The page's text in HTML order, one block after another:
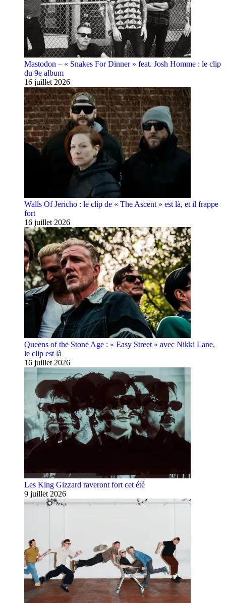
Mastodon – « Snakes For Dinner » feat. Josh Homme : le clip
du 9e album
16 juillet 2026
Walls Of Jericho : le clip de « The Ascent » est là, et il frappe
fort
16 juillet 2026
Queens of the Stone Age : « Easy Street » avec Nikki Lane,
le clip est là
16 juillet 2026
Les King Gizzard raveront fort cet été
9 juillet 2026